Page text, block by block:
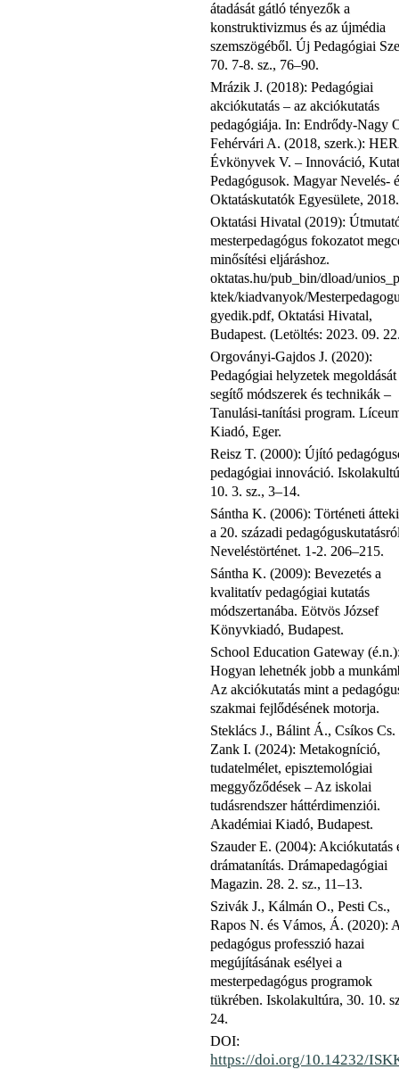
átadását gátló tényezők a
konstruktivizmus és az újmédia
szemszögéből. Új Pedagógiai
70. 7-8. sz., 76–90.
Mrázik J. (2018): Pedagógiai
akciókutatás – az akciókutatás
pedagógiája. In: Endrődy-Nagy
Fehérvári A. (2018, szerk.):
Évkönyvek V. – Innováció,
Pedagógusok. Magyar Nevelés-
Oktatáskutatók Egyesülete, 2018.
Oktatási Hivatal (2019):
mesterpedagógus fokozatot
minősítési eljáráshoz.
oktatas.hu/pub_bin/dload/
ktek/kiadvanyok/
gyedik.pdf, Oktatási Hivatal,
Budapest. (Letöltés: 2023. 09.
Orgoványi-Gajdos J. (2020):
Pedagógiai helyzetek megoldását
segítő módszerek és technikák –
Tanulási-tanítási program.
Kiadó, Eger.
Reisz T. (2000): Újító
pedagógiai innováció.
10. 3. sz., 3–14.
Sántha K. (2006): Történeti
a 20. századi
Neveléstörténet. 1-2. 206–215.
Sántha K. (2009): Bevezetés a
kvalitatív pedagógiai kutatás
módszertanába. Eötvös József
Könyvkiadó, Budapest.
School Education Gateway
Hogyan lehetnék jobb a
Az akciókutatás mint a
szakmai fejlődésének motorja.
Steklács J., Bálint Á., Csíkos Cs.
Zank I. (2024): Metakogníció,
tudatelmélet, episztemológiai
meggyőződések – Az iskolai
tudásrendszer háttérdimenziói.
Akadémiai Kiadó, Budapest.
Szauder E. (2004): Akciókutatás
drámatanítás. Drámapedagógiai
Magazin. 28. 2. sz., 11–13.
Szivák J., Kálmán O., Pesti Cs.,
Rapos N. és Vámos, Á. (2020):
pedagógus professzió hazai
megújításának esélyei a
mesterpedagógus programok
tükrében. Iskolakultúra, 30. 10.
24.
DOI:
https://doi.org/10.14232/